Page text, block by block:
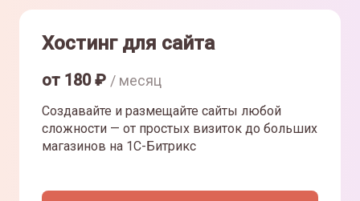
Хостинг для сайта
от 180₽ / месяц
Создавайте и размещайте сайты любой
сложности — от простых визиток до больших
магазинов на 1С-Битрикс